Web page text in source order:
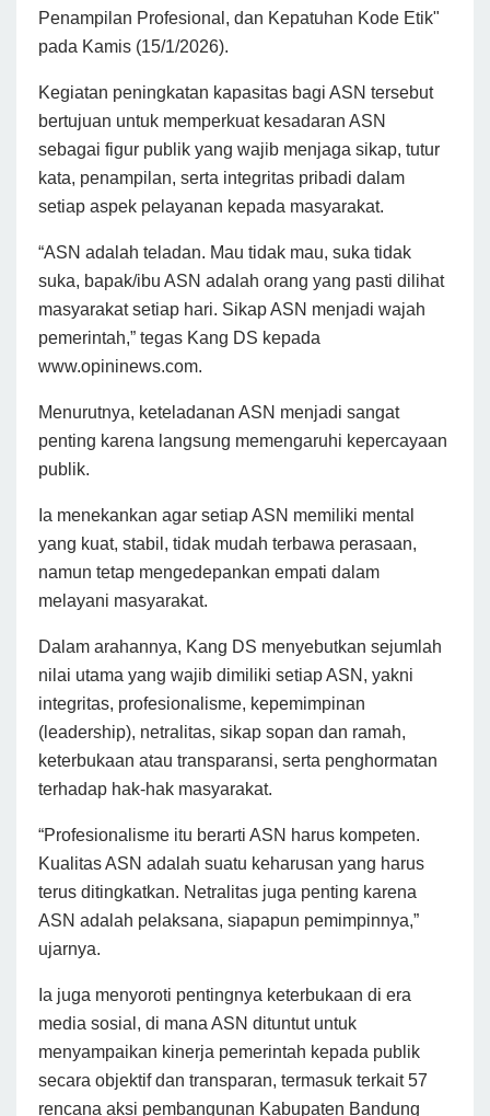
Penampilan Profesional, dan Kepatuhan Kode Etik"
pada Kamis (15/1/2026).
Kegiatan peningkatan kapasitas bagi ASN tersebut
bertujuan untuk memperkuat kesadaran ASN
sebagai figur publik yang wajib menjaga sikap, tutur
kata, penampilan, serta integritas pribadi dalam
setiap aspek pelayanan kepada masyarakat.
“ASN adalah teladan. Mau tidak mau, suka tidak
suka, bapak/ibu ASN adalah orang yang pasti dilihat
masyarakat setiap hari. Sikap ASN menjadi wajah
pemerintah,” tegas Kang DS kepada
www.opininews.com.
Menurutnya, keteladanan ASN menjadi sangat
penting karena langsung memengaruhi kepercayaan
publik.
Ia menekankan agar setiap ASN memiliki mental
yang kuat, stabil, tidak mudah terbawa perasaan,
namun tetap mengedepankan empati dalam
melayani masyarakat.
Dalam arahannya, Kang DS menyebutkan sejumlah
nilai utama yang wajib dimiliki setiap ASN, yakni
integritas, profesionalisme, kepemimpinan
(leadership), netralitas, sikap sopan dan ramah,
keterbukaan atau transparansi, serta penghormatan
terhadap hak-hak masyarakat.
“Profesionalisme itu berarti ASN harus kompeten.
Kualitas ASN adalah suatu keharusan yang harus
terus ditingkatkan. Netralitas juga penting karena
ASN adalah pelaksana, siapapun pemimpinnya,”
ujarnya.
Ia juga menyoroti pentingnya keterbukaan di era
media sosial, di mana ASN dituntut untuk
menyampaikan kinerja pemerintah kepada publik
secara objektif dan transparan, termasuk terkait 57
rencana aksi pembangunan Kabupaten Bandung